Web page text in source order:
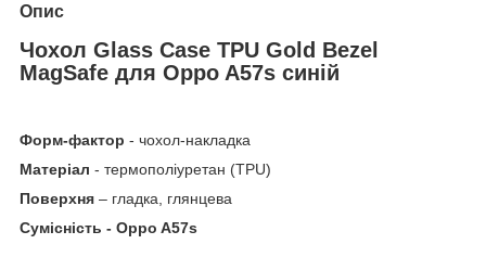
Опис
Чохол Glass Case TPU Gold Bezel
MagSafe для Oppo A57s синій
Форм-фактор - чохол-накладка
Матеріал - термополіуретан (TPU)
Поверхня – гладка, глянцева
Сумісність - Oppo A57s